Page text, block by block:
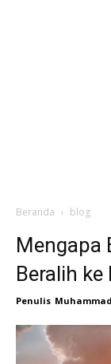
Beranda blog
Mengapa
Beralih
Penulis